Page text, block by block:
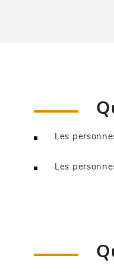
Les
Les